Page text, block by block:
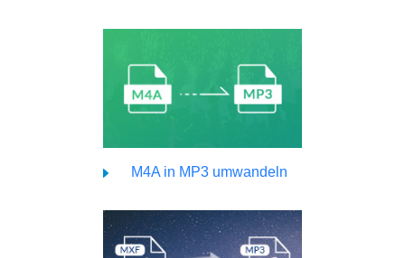
M4A in MP3 umwandeln